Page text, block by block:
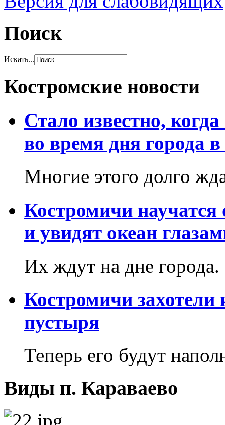
Поиск
Искать...
Костромские новости
Стало известно,
во время дня города
Многие этого долго
Костромичи научатся
и увидят океан
Их ждут на дне города.
Костромичи захотели
пустыря
Теперь его будут
Виды п. Караваево